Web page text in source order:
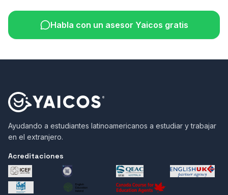
Habla con un asesor Yaicos gratis
Ayudando a estudiantes latinoamericanos a estudiar y trabajar
en el extranjero.
Acreditaciones